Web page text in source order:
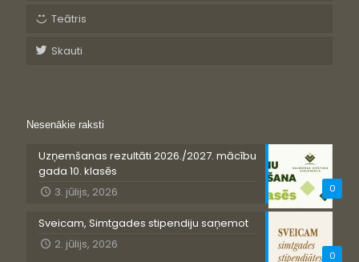
Teātris
Skauti
Nesenākie raksti
0
Uzņemšanas rezultāti 2026./2027. mācību
gada 10. klasēs
3. jūlijs, 2026
0
Sveicam, Simtgades stipendiju saņemot
2. jūlijs, 2026